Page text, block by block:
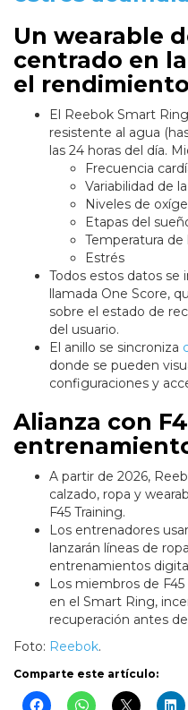
Un wearable
centrado en
el rendimiento
El Reebok Smart
resistente al agua
las 24 horas del día.
Frecuencia
Variabilidad de
Niveles de
Etapas del
Temperatura de
Estrés
Todos estos datos se
llamada One Score,
sobre el estado de
del usuario.
El anillo se sincroniza
donde se pueden
configuraciones y
Alianza con
A partir de 2026,
calzado, ropa y
F45 Training.
Los entrenadores
lanzarán líneas de
entrenamientos
Los miembros de
en el Smart Ring,
recuperación antes de
Foto: Reebok.
Comparte este artículo: